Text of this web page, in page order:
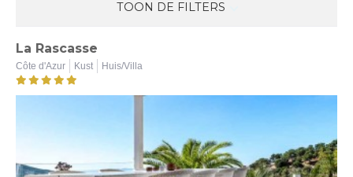
TOON DE FILTERS
Verwarmd zwembad
Ja (4)
Nee (1)
Beveiligd zwembad
Ja (2)
La Rascasse
Côte d'Azur Kust Huis/Villa